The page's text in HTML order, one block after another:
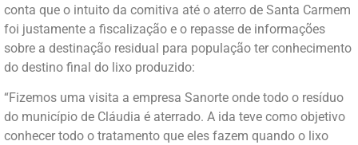
conta que o intuito da comitiva até o aterro de Santa Carmem
foi justamente a fiscalização e o repasse de informações
sobre a destinação residual para população ter conhecimento
do destino final do lixo produzido:
“Fizemos uma visita a empresa Sanorte onde todo o resíduo
do município de Cláudia é aterrado. A ida teve como objetivo
conhecer todo o tratamento que eles fazem quando o lixo